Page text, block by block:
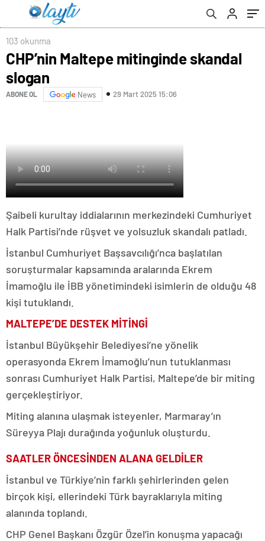
103 okunma
CHP’nin Maltepe mitinginde skandal
slogan
ABONE OL News 29 Mart 2025 15:06
Şaibeli kurultay iddialarının merkezindeki Cumhuriyet
Halk Partisi’nde rüşvet ve yolsuzluk skandalı patladı.
İstanbul Cumhuriyet Başsavcılığı’nca başlatılan
soruşturmalar kapsamında aralarında Ekrem
İmamoğlu ile İBB yönetimindeki isimlerin de olduğu 48
kişi tutuklandı.
MALTEPE’DE DESTEK MİTİNGİ
İstanbul Büyükşehir Belediyesi’ne yönelik
operasyonda Ekrem İmamoğlu’nun tutuklanması
sonrası Cumhuriyet Halk Partisi, Maltepe’de bir miting
gerçekleştiriyor.
Miting alanına ulaşmak isteyenler, Marmaray’ın
Süreyya Plajı durağında yoğunluk oluşturdu.
SAATLER ÖNCESİNDEN ALANA GELDİLER
İstanbul ve Türkiye’nin farklı şehirlerinden gelen
birçok kişi, ellerindeki Türk bayraklarıyla miting
alanında toplandı.
CHP Genel Başkanı Özgür Özel’in konuşma yapacağı